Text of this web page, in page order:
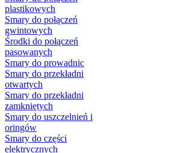
plastikowych
Smary do połączeń
gwintowych
Środki do połączeń
pasowanych
Smary do prowadnic
Smary do przekładni
otwartych
Smary do przekładni
zamkniętych
Smary do uszczelnień i
oringów
Smary do części
elektrycznych